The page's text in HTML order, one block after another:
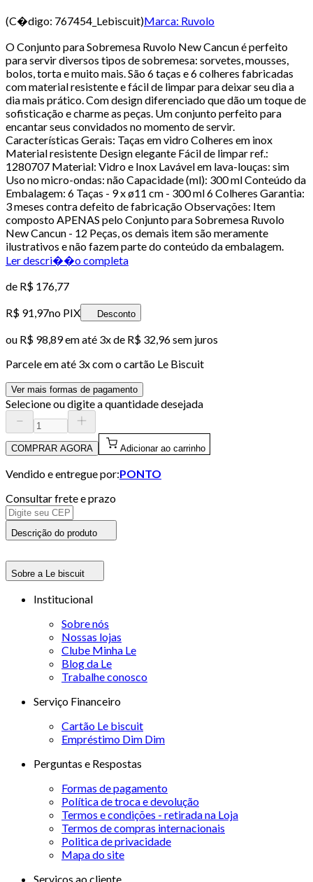
(C�digo: 767454_Lebiscuit)Marca: Ruvolo
O Conjunto para Sobremesa Ruvolo New Cancun é perfeito
para servir diversos tipos de sobremesa: sorvetes, mousses,
bolos, torta e muito mais. São 6 taças e 6 colheres fabricadas
com material resistente e fácil de limpar para deixar seu dia a
dia mais prático. Com design diferenciado que dão um toque de
sofisticação e charme as peças. Um conjunto perfeito para
encantar seus convidados no momento de servir.
Características Gerais: Taças em vidro Colheres em inox
Material resistente Design elegante Fácil de limpar ref.:
1280707 Material: Vidro e Inox Lavável em lava-louças: sim
Uso no micro-ondas: não Capacidade (ml): 300 ml Conteúdo da
Embalagem: 6 Taças - 9 x ø11 cm - 300 ml 6 Colheres Garantia:
3 meses contra defeito de fabricação Observações: Item
composto APENAS pelo Conjunto para Sobremesa Ruvolo
New Cancun - 12 Peças, os demais item são meramente
ilustrativos e não fazem parte do conteúdo da embalagem.
Ler descri��o completa
de R$ 176,77
R$ 91,97no PIX Desconto
ou R$ 98,89em até 3x de R$ 32,96 sem juros
Parcele em até 3x com o cartão Le Biscuit
Ver mais formas de pagamento
Selecione ou digite a quantidade desejada
COMPRAR AGORA Adicionar ao carrinho
Vendido e entregue por:PONTO
Consultar frete e prazo
Descrição do produto
Sobre a Le biscuit
Institucional
Sobre nós
Nossas lojas
Clube Minha Le
Blog da Le
Trabalhe conosco
Serviço Financeiro
Cartão Le biscuit
Empréstimo Dim Dim
Perguntas e Respostas
Formas de pagamento
Política de troca e devolução
Termos e condições - retirada na Loja
Termos de compras internacionais
Politica de privacidade
Mapa do site
Serviços ao cliente